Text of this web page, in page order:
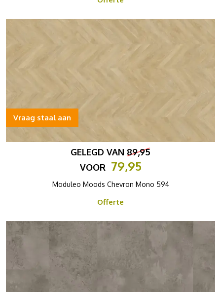
GELEGD VAN 89,95
VOOR 79,95
Moduleo Moods Chevron Mono 594
Offerte
Vraag staal aan